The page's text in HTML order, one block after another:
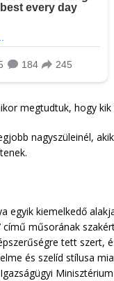
megtudtuk, hogy
nagyszüleinél,
egyik kiemelkedő
című műsorának
tett szert,
és szelíd stílusa